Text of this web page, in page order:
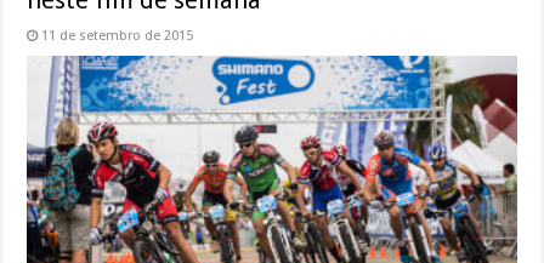
11 de setembro de 2015